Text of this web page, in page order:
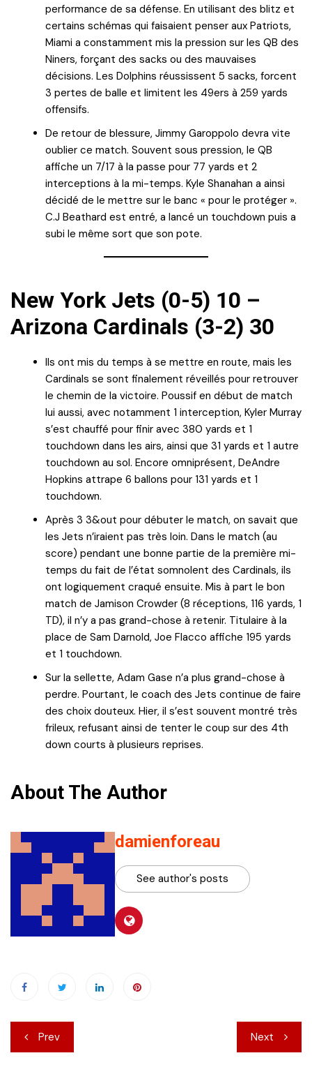
performance de sa défense. En utilisant des blitz et
certains schémas qui faisaient penser aux Patriots,
Miami a constamment mis la pression sur les QB des
Niners, forçant des sacks ou des mauvaises
décisions. Les Dolphins réussissent 5 sacks, forcent
3 pertes de balle et limitent les 49ers à 259 yards
offensifs.
De retour de blessure, Jimmy Garoppolo devra vite
oublier ce match. Souvent sous pression, le QB
affiche un 7/17 à la passe pour 77 yards et 2
interceptions à la mi-temps. Kyle Shanahan a ainsi
décidé de le mettre sur le banc « pour le protéger ».
C.J Beathard est entré, a lancé un touchdown puis a
subi le même sort que son pote.
New York Jets (0-5) 10 –
Arizona Cardinals (3-2) 30
Ils ont mis du temps à se mettre en route, mais les
Cardinals se sont finalement réveillés pour retrouver
le chemin de la victoire. Poussif en début de match
lui aussi, avec notamment 1 interception, Kyler Murray
s’est chauffé pour finir avec 380 yards et 1
touchdown dans les airs, ainsi que 31 yards et 1 autre
touchdown au sol. Encore omniprésent, DeAndre
Hopkins attrape 6 ballons pour 131 yards et 1
touchdown.
Après 3 3&out pour débuter le match, on savait que
les Jets n’iraient pas très loin. Dans le match (au
score) pendant une bonne partie de la première mi-
temps du fait de l’état somnolent des Cardinals, ils
ont logiquement craqué ensuite. Mis à part le bon
match de Jamison Crowder (8 réceptions, 116 yards, 1
TD), il n’y a pas grand-chose à retenir. Titulaire à la
place de Sam Darnold, Joe Flacco affiche 195 yards
et 1 touchdown.
Sur la sellette, Adam Gase n’a plus grand-chose à
perdre. Pourtant, le coach des Jets continue de faire
des choix douteux. Hier, il s’est souvent montré très
frileux, refusant ainsi de tenter le coup sur des 4th
down courts à plusieurs reprises.
About The Author
damienforeau
See author's posts
Navigation
de
Prev Next